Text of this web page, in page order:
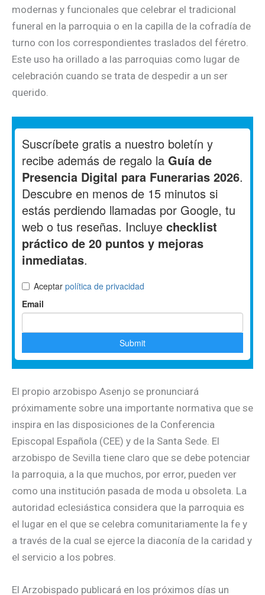
modernas y funcionales que celebrar el tradicional
funeral en la parroquia o en la capilla de la cofradía de
turno con los correspondientes traslados del féretro.
Este uso ha orillado a las parroquias como lugar de
celebración cuando se trata de despedir a un ser
querido.
El propio arzobispo Asenjo se pronunciará
próximamente sobre una importante normativa que se
inspira en las disposiciones de la Conferencia
Episcopal Española (CEE) y de la Santa Sede. El
arzobispo de Sevilla tiene claro que se debe potenciar
la parroquia, a la que muchos, por error, pueden ver
como una institución pasada de moda u obsoleta. La
autoridad eclesiástica considera que la parroquia es
el lugar en el que se celebra comunitariamente la fe y
a través de la cual se ejerce la diaconía de la caridad y
el servicio a los pobres.
El Arzobispado publicará en los próximos días un